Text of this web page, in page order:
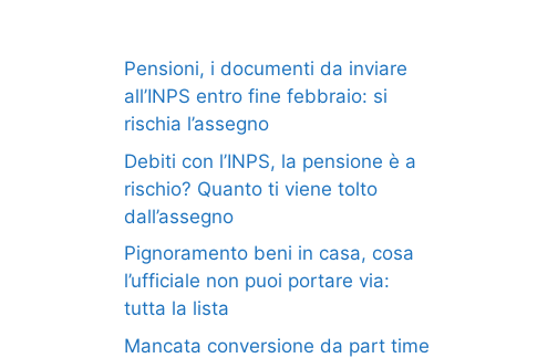
Pensioni, i documenti da inviare
all’INPS entro fine febbraio: si
rischia l’assegno
Debiti con l’INPS, la pensione è a
rischio? Quanto ti viene tolto
dall’assegno
Pignoramento beni in casa, cosa
l’ufficiale non puoi portare via:
tutta la lista
Mancata conversione da part time